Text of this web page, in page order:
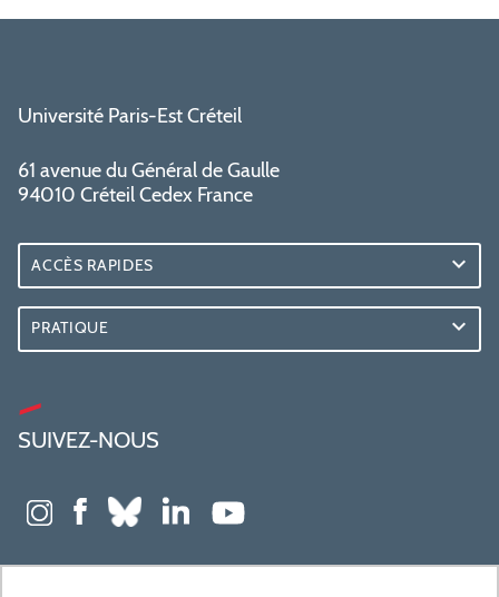
Université Paris-Est Créteil
61 avenue du Général de Gaulle
94010 Créteil Cedex France
ACCÈS RAPIDES
PRATIQUE
SUIVEZ-NOUS